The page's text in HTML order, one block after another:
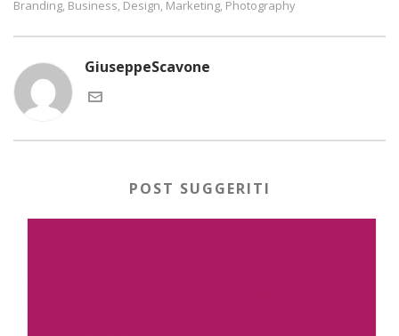
Branding, Business, Design, Marketing, Photography
GiuseppeScavone
POST SUGGERITI